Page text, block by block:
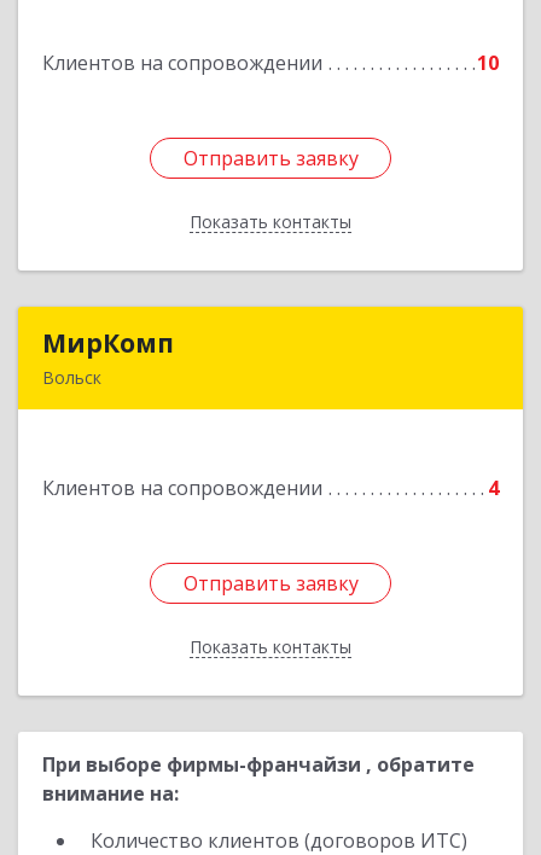
Клиентов на сопровождении 10
Отправить заявку
Показать контакты
Подробнее
Отправить заявку
Назад
МирКомп
Вольск
Клиентов на сопровождении 4
Отправить заявку
Показать контакты
Подробнее
Отправить заявку
Назад
При выборе фирмы-франчайзи , обратите
внимание на:
Количество клиентов (договоров ИТС)